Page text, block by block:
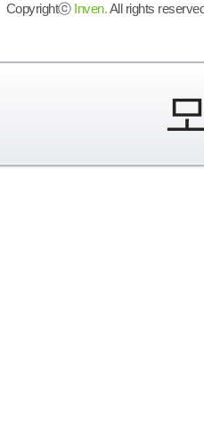
Copyrightⓒ Inven.All rights